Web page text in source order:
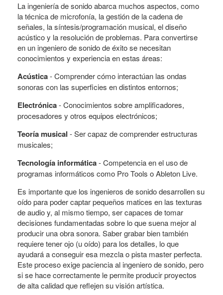
La ingeniería de sonido abarca muchos aspectos, como
la técnica de microfonía, la gestión de la cadena de
señales, la síntesis/programación musical, el diseño
acústico y la resolución de problemas. Para convertirse
en un ingeniero de sonido de éxito se necesitan
conocimientos y experiencia en estas áreas:
Acústica- Comprender cómo interactúan las ondas
sonoras con las superficies en distintos entornos;
Electrónica- Conocimientos sobre amplificadores,
procesadores y otros equipos electrónicos;
Teoría musical - Ser capaz de comprender estructuras
musicales;
Tecnología informática- Competencia en el uso de
programas informáticos como Pro Tools o Ableton Live.
Es importante que los ingenieros de sonido desarrollen su
oído para poder captar pequeños matices en las texturas
de audio y, al mismo tiempo, ser capaces de tomar
decisiones fundamentadas sobre lo que suena mejor al
producir una obra sonora. Saber grabar bien también
requiere tener ojo (u oído) para los detalles, lo que
ayudará a conseguir esa mezcla o pista master perfecta.
Este proceso exige paciencia al ingeniero de sonido, pero
si se hace correctamente le permite producir proyectos
de alta calidad que reflejen su visión artística.